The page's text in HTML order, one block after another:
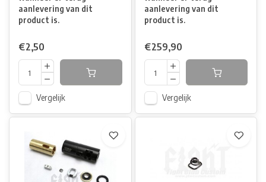
aanlevering van dit
product is.
€2,50
Vergelijk
aanlevering van dit
product is.
€259,90
Vergelijk